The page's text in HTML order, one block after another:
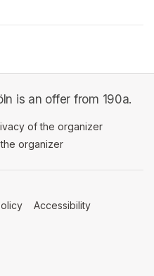
is an offer from 190a.
a new tab)
of the organizer
organizer
(opens in a new tab)
Accessibility